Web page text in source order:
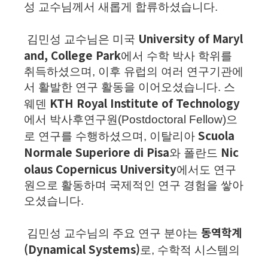
성 교수님께서 새롭게 합류하셨습니다.
김민성 교수님은 미국 University of Maryl
and, College Park에서 수학 박사 학위를
취득하셨으며, 이후 유럽의 여러 연구기관에
서 활발한 연구 활동을 이어오셨습니다. 스
웨덴 KTH Royal Institute of Technology
에서 박사후연구원(Postdoctoral Fellow)으
로 연구를 수행하셨으며, 이탈리아 Scuola
Normale Superiore di Pisa와 폴란드 Nic
olaus Copernicus University에서도 연구
원으로 활동하며 국제적인 연구 경험을 쌓아
오셨습니다.
김민성 교수님의 주요 연구 분야는 동역학계
(Dynamical Systems)로, 수학적 시스템의